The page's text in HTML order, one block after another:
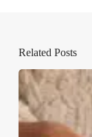
Related Posts